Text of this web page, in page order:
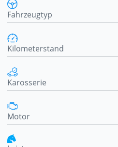
Fahrzeugtyp
Kilometerstand
Karosserie
Motor